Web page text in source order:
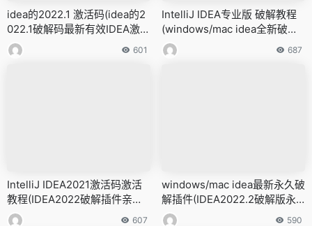
idea的2022.1 激活码(idea的2
022.1破解码最新有效IDEA激活
码)
601
IntelliJ IDEA专业版 破解教程
(windows/mac idea全新破解
教程,激活至2099年)
687
IntelliJ IDEA2021激活码激活
教程(IDEA2022破解插件亲测
有效!!)
607
windows/mac idea最新永久破
解插件(IDEA2022.2破解版永
久激活IDEA)
590